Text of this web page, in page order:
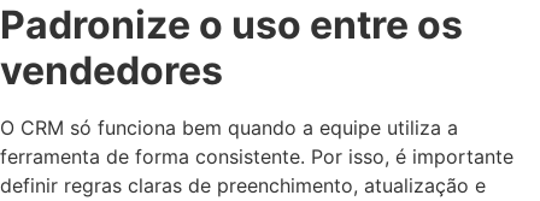
Padronize o uso entre os
vendedores
O CRM só funciona bem quando a equipe utiliza a
ferramenta de forma consistente. Por isso, é importante
definir regras claras de preenchimento, atualização e